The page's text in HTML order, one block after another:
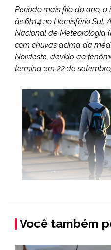
Período mais frio do ano, o
às 6h14 no Hemisfério Sul.
Nacional de Meteorologia
com chuvas acima da
Nordeste, devido ao
termina em 22 de
Você também